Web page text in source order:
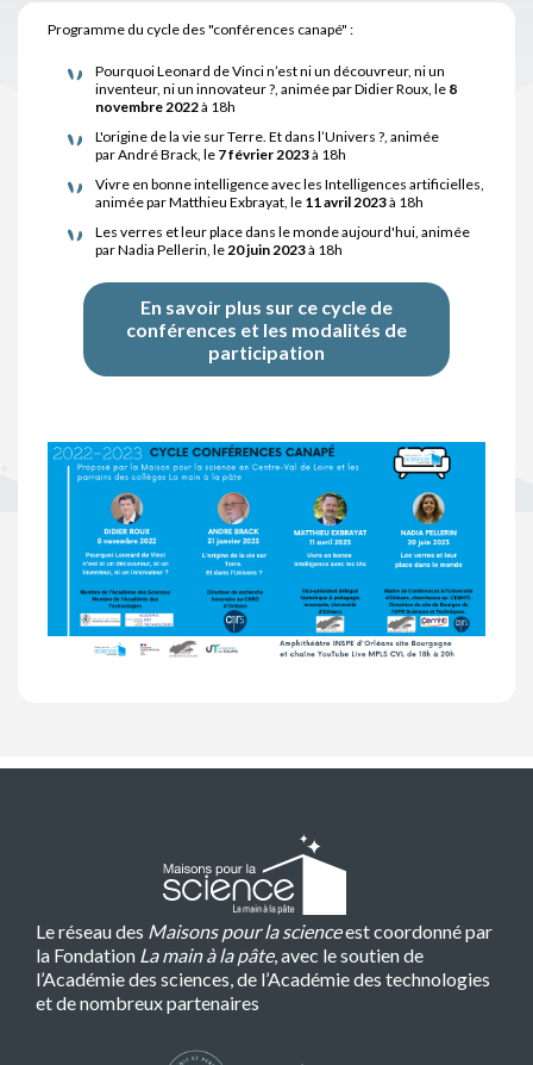
Programme du cycle des "conférences canapé" :
Pourquoi Leonard de Vinci n’est ni un découvreur, ni un
inventeur, ni un innovateur ?, animée par Didier Roux, le 8
novembre 2022à 18h
L'origine de la vie sur Terre. Et dans l’Univers ?, animée
par André Brack, le 7 février 2023à 18h
Vivre en bonne intelligence avec les Intelligences artificielles,
animée par Matthieu Exbrayat, le 11 avril 2023à 18h
Les verres et leur place dans le monde aujourd'hui, animée
par Nadia Pellerin, le20 juin 2023à 18h
En savoir plus sur ce cycle de
conférences et les modalités de
participation
Le réseau des Maisons pour la scienceest coordonné par
la Fondation La main à la pâte, avec le soutien de
l’Académie des sciences, de l’Académie des technologies
et de nombreux partenaires